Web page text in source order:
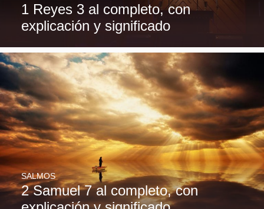
1 Reyes 3 al completo, con
explicación y significado
2 Samuel 7 al completo, con
SALMOS